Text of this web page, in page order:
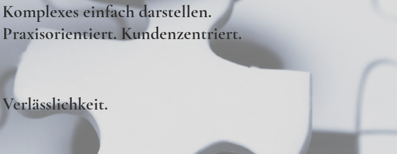
Komplexes einfach darstellen.
Praxisorientiert. Kundenzentriert.
Verlässlichkeit.